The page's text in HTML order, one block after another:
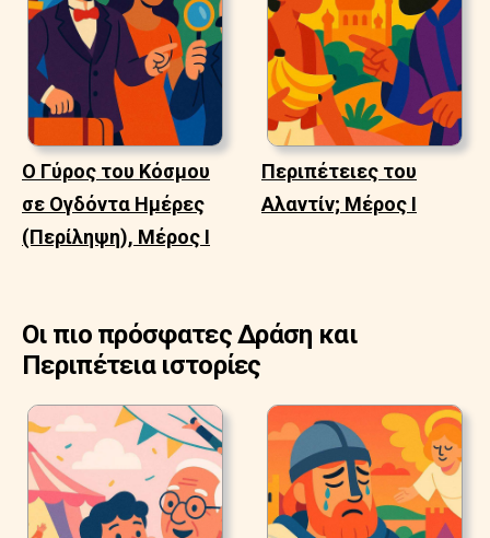
Ο Γύρος του Κόσμου
σε Ογδόντα Ημέρες
(Περίληψη), Μέρος Ι
Περιπέτειες του
Αλαντίν; Μέρος Ι
Οι πιο πρόσφατες Δράση και
Περιπέτεια ιστορίες